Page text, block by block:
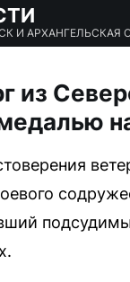
И АРХАНГЕЛЬСКАЯ
из